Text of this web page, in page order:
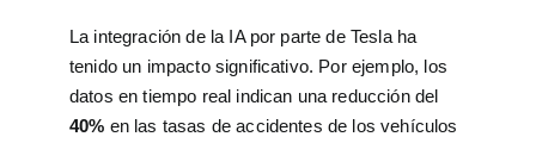
La integración de la IA por parte de Tesla ha
tenido un impacto significativo. Por ejemplo, los
datos en tiempo real indican una reducción del
40% en las tasas de accidentes de los vehículos